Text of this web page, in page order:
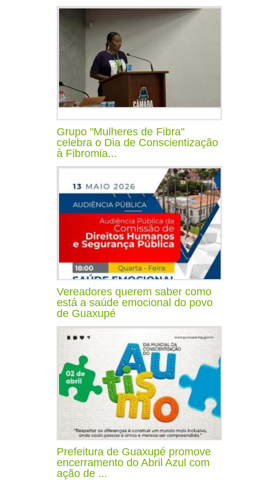
Grupo "Mulheres de Fibra"
celebra o Dia de Conscientização
à Fibromia...
Vereadores querem saber como
está a saúde emocional do povo
de Guaxupé
Prefeitura de Guaxupé promove
encerramento do Abril Azul com
ação de ...